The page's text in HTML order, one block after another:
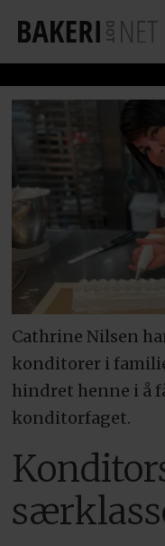
Cathrine Nilsen
konditorer i
hindret henne i å
konditorfaget.